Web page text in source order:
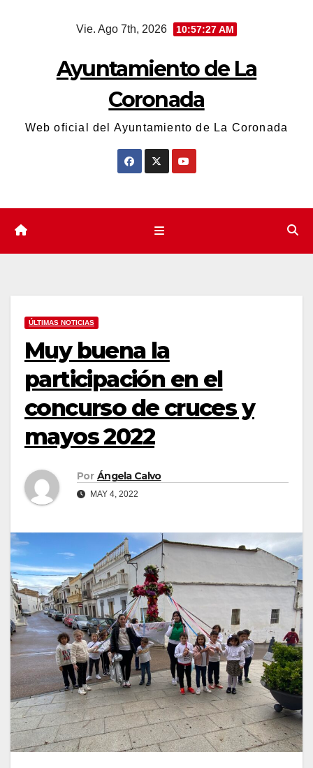
Vie. Ago 7th, 2026 10:57:27 AM
Ayuntamiento de La
Coronada
Web oficial del Ayuntamiento de La Coronada
ÚLTIMAS NOTICIAS
Muy buena la
participación en el
concurso de cruces y
mayos 2022
Por Ángela Calvo
MAY 4, 2022